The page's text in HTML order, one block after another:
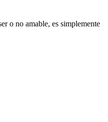
o no amable, es simplemente